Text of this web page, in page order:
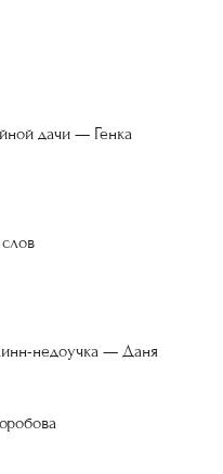
дачи — Генка
недоучка — Даня